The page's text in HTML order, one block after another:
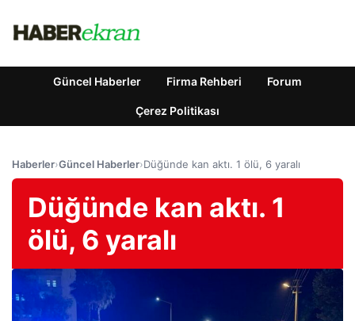
Güncel Haberler Firma Rehberi Forum
Çerez Politikası
Haberler›Güncel Haberler›Düğünde kan aktı. 1 ölü, 6 yaralı
Düğünde kan aktı. 1
ölü, 6 yaralı